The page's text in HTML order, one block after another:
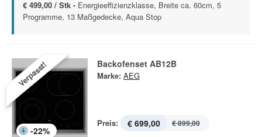
€ 499,00 / Stk - Energieeffizienzklasse, Breite ca. 60cm, 5
Programme, 13 Maßgedecke, Aqua Stop
Verpasst!
-22%
Backofenset AB12B
Marke: AEG
Preis: € 699,00 € 899,00